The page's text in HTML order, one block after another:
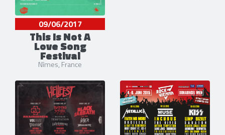
09/06/2017
This Is Not A
Love Song
Festival
Nîmes, France